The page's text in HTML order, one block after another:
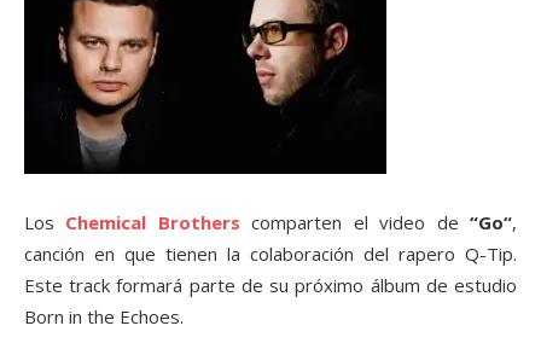
Los Chemical Brothers comparten el video de“Go“,
canción en que tienen la colaboración del rapero Q-Tip.
Este track formará parte de su próximo álbum de estudio
Born in the Echoes.